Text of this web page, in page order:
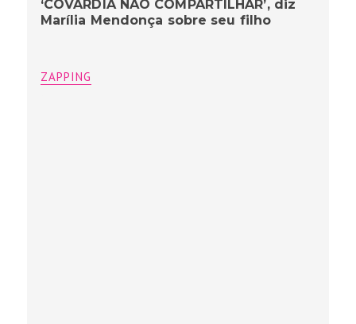
‘COVARDIA NÃO COMPARTILHAR’, diz
Marília Mendonça sobre seu filho
ZAPPING